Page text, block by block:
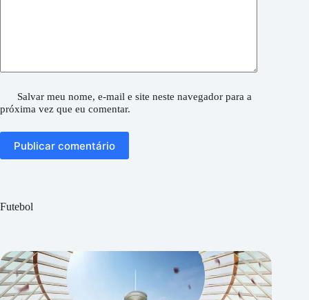
Salvar meu nome, e-mail e site neste navegador para a
próxima vez que eu comentar.
Publicar comentário
Futebol